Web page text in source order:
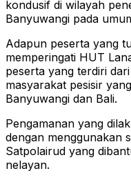
kondusif di wilayah
Banyuwangi pada
Adapun peserta yang
memperingati HUT
peserta yang terdiri
masyarakat pesisir
Banyuwangi dan Bali.
Pengamanan yang
dengan menggunakan
Satpolairud yang
nelayan.